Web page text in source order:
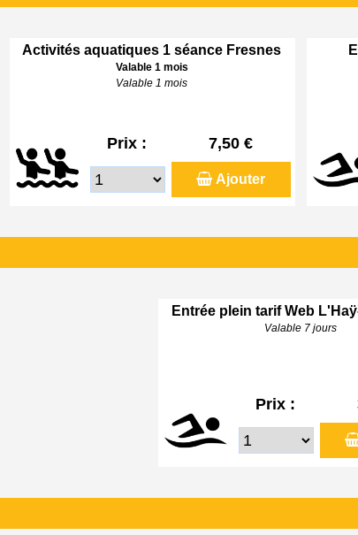
Activités aquatiques 1 séance Fresnes
Valable 1 mois
Valable 1 mois
Prix : 7,50 €
Ajouter
Entrée plein tarif Web
Valable 7 jours
Prix :